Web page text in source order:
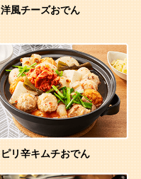
洋風チーズおでん
ピリ辛キムチおでん